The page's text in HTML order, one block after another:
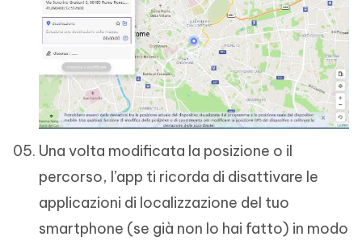
Una volta modificata la posizione o il
percorso, l’app ti ricorda di disattivare le
applicazioni di localizzazione del tuo
smartphone (se già non lo hai fatto) in modo